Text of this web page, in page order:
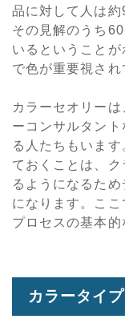
品に対して人は約
その見解のうち
いるということ
で色が重要視され
カラーセオリー
ーコンサルタン
る人たちもいま
ておくことは、
るようになるた
になります。こ
プロセスの基本的
カラータイプ